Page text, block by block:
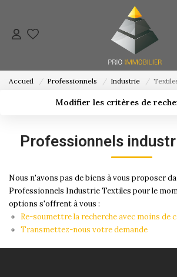
ACHETER
CONTACT
Accueil Professionnels Industrie
Modifier les critères de
Plus de critères
Professionnels
Nous n'avons pas de biens à vous proposer
Professionnels Industrie Textiles pour le
options s'offrent à vous :
Re-soumettre la recherche avec moins de
Transmettez-nous votre demande